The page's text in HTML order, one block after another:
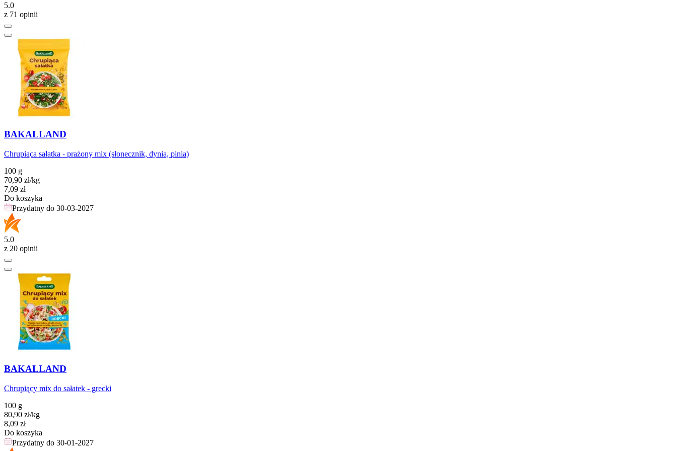
5.0
z 71 opinii
BAKALLAND
Chrupiąca sałatka - prażony mix (słonecznik, dynia, pinia)
100 g
70,90 zł/kg
Cena
7,09 zł
Do koszyka
Przydatny do 30-03-2027
5.0
z 20 opinii
BAKALLAND
Chrupiący mix do sałatek - grecki
100 g
80,90 zł/kg
Cena
8,09 zł
Do koszyka
Przydatny do 30-01-2027